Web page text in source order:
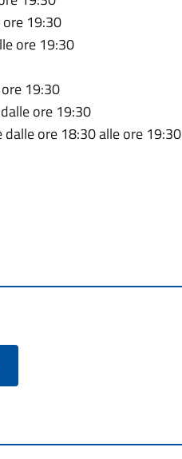
19:30
ore 19:30
19:30
ore 19:30
ore 18:30 alle ore 19:30